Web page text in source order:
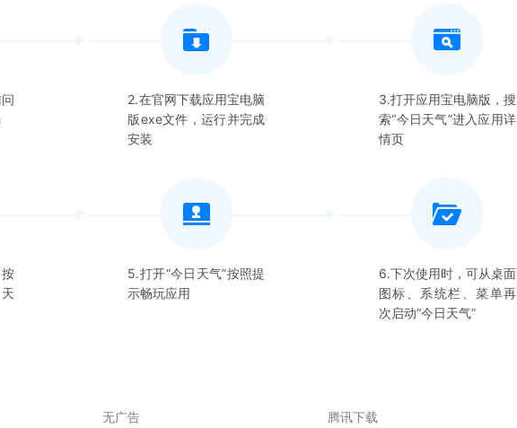
面小组件，信息查看更方便。天气预测附带语音播报功能，解放双眼，可看可听任您选择。
2.在官网下载应用宝电脑
版exe文件，运行并完成
安装
3.打开应用宝电脑版，搜
索“今日天气”进入应用详
情页
5.打开“今日天气”按照提
示畅玩应用
6.下次使用时，可从桌面
图标、系统栏、菜单再
次启动“今日天气”
无广告
腾讯下载